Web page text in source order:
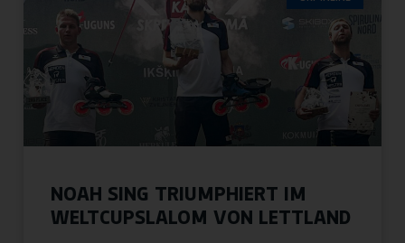
NOAH SING TRIUMPHIERT IM
WELTCUPSLALOM VON LETTLAND